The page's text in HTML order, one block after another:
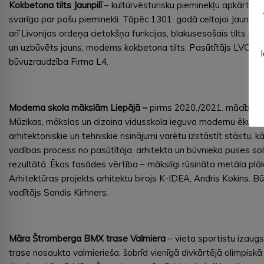
Kokbetona tilts Jaunpilī– kultūrvēsturisku pieminekļu apkārtējā
svarīga par pašu pieminekli. Tāpēc 1301. gadā celtajai
arī Livonijas ordeņa cietokšņa funkcijas, blakusesošais tilts
un uzbūvēts jauns, moderns kokbetona tilts. Pasūtītājs LVC,
būvuzraudzība Firma L4.
Moderna skola mākslām Liepājā –pirms 2020./2021. mācību
Mūzikas, mākslas un dizaina vidusskola ieguva modernu ēku,
arhitektoniskie un tehniskie risinājumi varētu izstāstīt stāstu,
vadības process no pasūtītāja, arhitekta un būvnieka puses
rezultātā. Ēkas fasādes vērtība – mākslīgi rūsināta metāla
Arhitektūras projekts arhitektu birojs K-IDEA, Andris Kokins.
vadītājs Sandis Kirhners.
Māra Štromberga BMX trase Valmiera – vieta sportistu
trase nosaukta valmierieša, šobrīd vienīgā divkārtējā